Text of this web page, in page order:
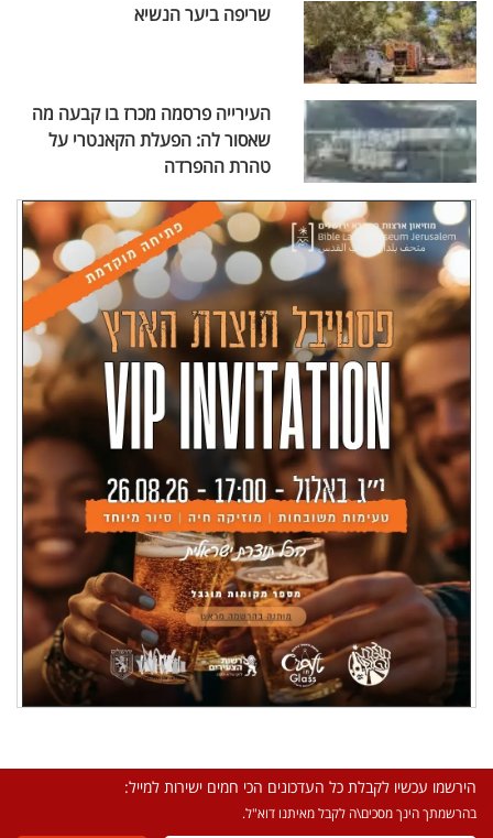
שריפה ביער הנשיא
העירייה פרסמה מכרז בו קבעה מה
שאסור לה: הפעלת הקאנטרי על
טהרת ההפרדה
הירשמו עכשיו לקבלת כל העדכונים הכי חמים ישירות למייל:
בהרשמתך הינך מסכים\ה לקבל מאיתנו דוא"ל.